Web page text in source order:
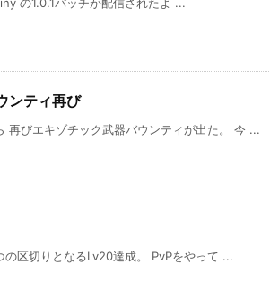
の1.0.1パッチが配信されたよ ...
ンティ再び
再びエキゾチック武器バウンティが出た。 今 ...
区切りとなるLv20達成。 PvPをやって ...